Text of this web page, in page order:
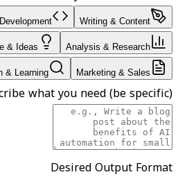
Writing & Content
Analysis & Research
& Ideas
Marketing & Sales
& Learning
what you need (be specific)
Desired Output Format